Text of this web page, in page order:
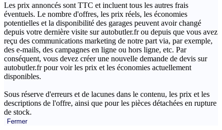
Les prix annoncés sont TTC et incluent tous les autres frais
éventuels. Le nombre d'offres, les prix réels, les économies
potentielles et la disponibilité des garages peuvent avoir changé
depuis votre dernière visite sur autobutler.fr ou depuis que vous avez
reçu des communications marketing de notre part via, par exemple,
des e-mails, des campagnes en ligne ou hors ligne, etc. Par
conséquent, vous devez créer une nouvelle demande de devis sur
autobutler.fr pour voir les prix et les économies actuellement
disponibles.
Sous réserve d'erreurs et de lacunes dans le contenu, les prix et les
descriptions de l'offre, ainsi que pour les pièces détachées en rupture
de stock.
Fermer